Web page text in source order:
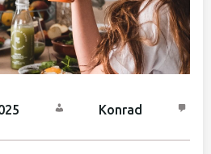
Konrad